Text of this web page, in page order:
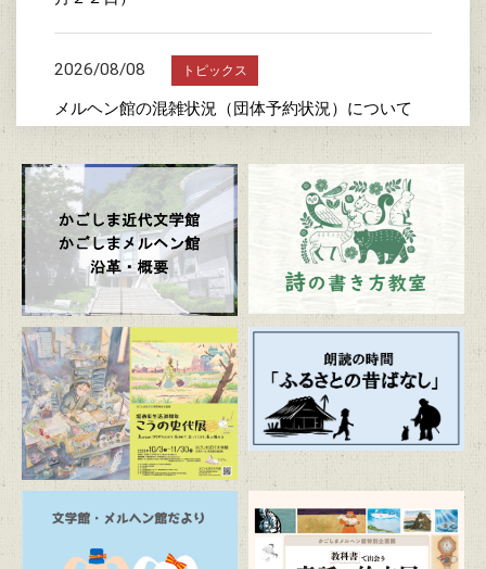
2026/08/08 トピックス
メルヘン館の混雑状況（団体予約状況）について
2026/07/24 トピックス
詩の書き方教室
2026/07/23 トピックス
かごしま近代文学館特別企画展 「漫画家生活30周
年 こうの史代展 鳥がとび、ウサギもはねて、花
ゆれて、走ってこけて、長い道のり～かごしまスペ
シャルエディション～」
2026/07/20 トピックス
朗読の時間「ふるさとの昔ばなし」